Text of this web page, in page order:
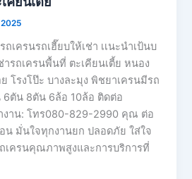
เครนรถเฮี๊ยบให้เช่า เเนะนำเป้นบ
รถเครนพื้นที่ ตะเคียนเตี้ย หนอง
โรงโป๊ะ บางละมุง พิชยาเครนมีรถ
ตัน 8ตัน 6ล้อ 10ล้อ ติดต่อ
งาน: โทร080-829-2990 คุณ ต่อ
น มั่นใจทุกงานยก ปลอดภัย ใส่ใจ
เครนคุณภาพสูงและการบริการที่